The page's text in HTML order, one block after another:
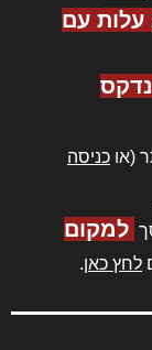
עם
(או כניסה
למקום
לחץ כאן.